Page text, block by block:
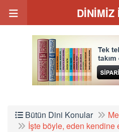
DİNİMİZ
Bütün Dini Konular
İşte böyle, eden kendine